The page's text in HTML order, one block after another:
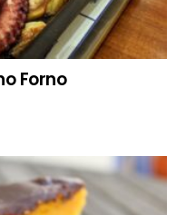
Forno